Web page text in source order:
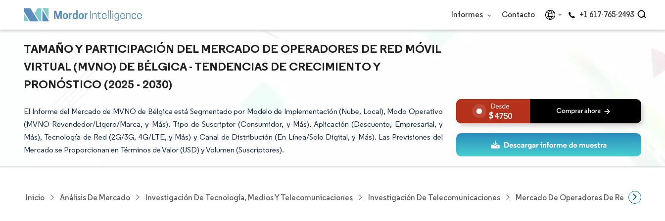
Informes Contacto +1 617-765-2493
TAMAÑO Y PARTICIPACIÓN DEL MERCADO DE OPERADORES DE RED MÓVIL
VIRTUAL (MVNO) DE BÉLGICA - TENDENCIAS DE CRECIMIENTO Y
PRONÓSTICO (2025 - 2030)
El Informe del Mercado de MVNO de Bélgica está Segmentado por Modelo de Implementación (Nube, Local), Modo Operativo
(MVNO Revendedor/Ligero/Marca, y Más), Tipo de Suscriptor (Consumidor, y Más), Aplicación (Descuento, Empresarial, y
Más), Tecnología de Red (2G/3G, 4G/LTE, y Más) y Canal de Distribución (En Línea/Solo Digital, y Más). Las Previsiones del
Mercado se Proporcionan en Términos de Valor (USD) y Volumen (Suscriptores).
4750
Inicio Análisis De Mercado Investigación De Tecnología, Medios Y Telecomunicaciones Investigación De Telecomunicaciones Mercado De Operadores De Red Móvil